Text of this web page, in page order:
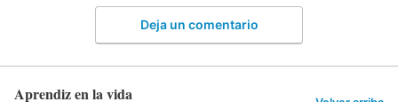
Deja un comentario
Aprendiz en la vida